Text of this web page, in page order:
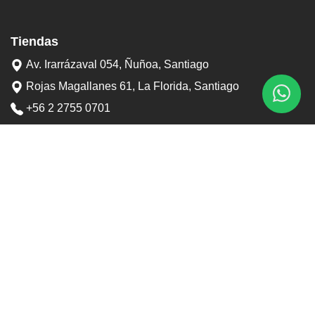
Tiendas
Av. Irarrázaval 054, Ñuñoa, Santiago
Rojas Magallanes 61, La Florida, Santiago
+56 2 2755 0701